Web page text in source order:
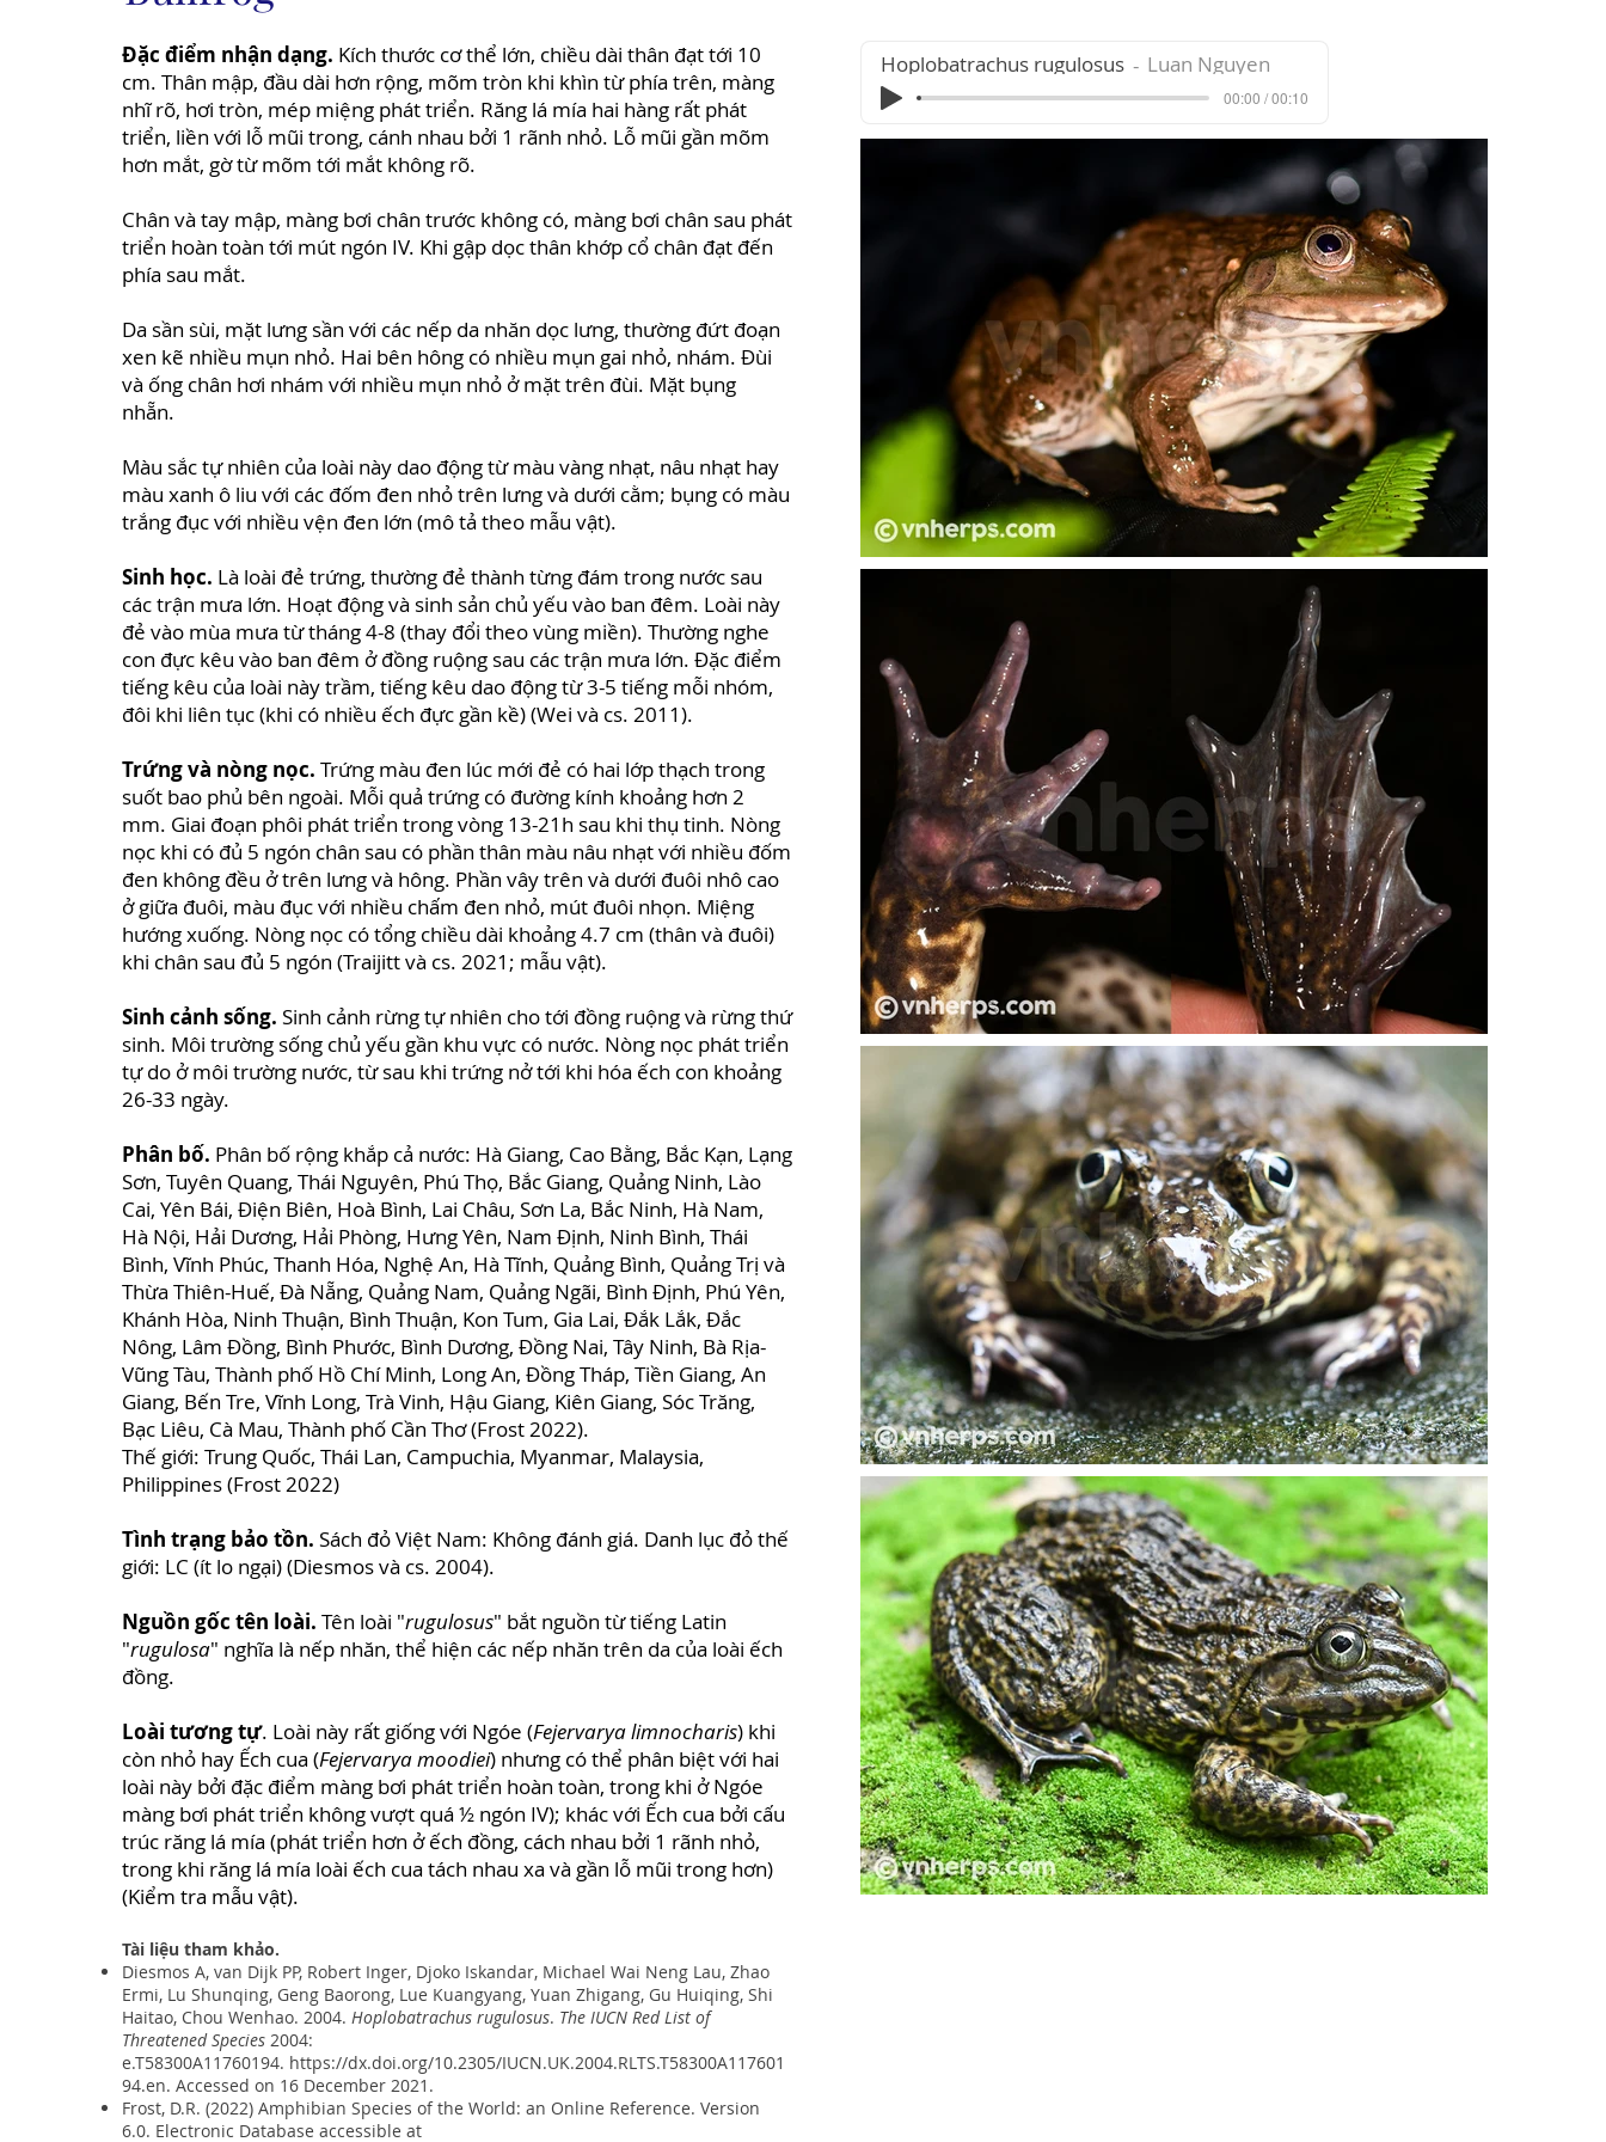
Đặc điểm nhận dạng. Kích thước cơ thể lớn, chiều dài thân đạt tới 10
cm. Thân mập, đầu dài hơn rộng, mõm tròn khi khìn từ phía trên, màng
nhĩ rõ, hơi tròn, mép miệng phát triển. Răng lá mía hai hàng rất phát
triển, liền với lỗ mũi trong, cánh nhau bởi 1 rãnh nhỏ. Lỗ mũi gần mõm
hơn mắt, gờ từ mõm tới mắt không rõ.
Chân và tay mập, màng bơi chân trước không có, màng bơi chân sau phát
triển hoàn toàn tới mút ngón IV. Khi gập dọc thân khớp cổ chân đạt đến
phía sau mắt.
Da sần sùi, mặt lưng sần với các nếp da nhăn dọc lưng, thường đứt đoạn
xen kẽ nhiều mụn nhỏ. Hai bên hông có nhiều mụn gai nhỏ, nhám. Đùi
và ống chân hơi nhám với nhiều mụn nhỏ ở mặt trên đùi. Mặt bụng
nhẵn.
Màu sắc tự nhiên của loài này dao động từ màu vàng nhạt, nâu nhạt hay
màu xanh ô liu với các đốm đen nhỏ trên lưng và dưới cằm; bụng có màu
trắng đục với nhiều vện đen lớn (mô tả theo mẫu vật).
Sinh học. Là loài đẻ trứng, thường đẻ thành từng đám trong nước sau
các trận mưa lớn. Hoạt động và sinh sản chủ yếu vào ban đêm. Loài này
đẻ vào mùa mưa từ tháng 4-8 (thay đổi theo vùng miền). Thường nghe
con đực kêu vào ban đêm ở đồng ruộng sau các trận mưa lớn. Đặc điểm
tiếng kêu của loài này trầm, tiếng kêu dao động từ 3-5 tiếng mỗi nhóm,
đôi khi liên tục (khi có nhiều ếch đực gần kề) (Wei và cs. 2011).
Trứng và nòng nọc. Trứng màu đen lúc mới đẻ có hai lớp thạch trong
suốt bao phủ bên ngoài. Mỗi quả trứng có đường kính khoảng hơn 2
mm. Giai đoạn phôi phát triển trong vòng 13-21h sau khi thụ tinh. Nòng
nọc khi có đủ 5 ngón chân sau có phần thân màu nâu nhạt với nhiều đốm
đen không đều ở trên lưng và hông. Phần vây trên và dưới đuôi nhô cao
ở giữa đuôi, màu đục với nhiều chấm đen nhỏ, mút đuôi nhọn. Miệng
hướng xuống. Nòng nọc có tổng chiều dài khoảng 4.7 cm (thân và đuôi)
khi chân sau đủ 5 ngón (Traijitt và cs. 2021; mẫu vật).
Sinh cảnh sống. Sinh cảnh rừng tự nhiên cho tới đồng ruộng và rừng thứ
sinh. Môi trường sống chủ yếu gần khu vực có nước. Nòng nọc phát triển
tự do ở môi trường nước, từ sau khi trứng nở tới khi hóa ếch con khoảng
26-33 ngày.
Phân bố. Phân bố rộng khắp cả nước: Hà Giang, Cao Bằng, Bắc Kạn, Lạng
Sơn, Tuyên Quang, Thái Nguyên, Phú Thọ, Bắc Giang, Quảng Ninh, Lào
Cai, Yên Bái, Điện Biên, Hoà Bình, Lai Châu, Sơn La, Bắc Ninh, Hà Nam,
Hà Nội, Hải Dương, Hải Phòng, Hưng Yên, Nam Định, Ninh Bình, Thái
Bình, Vĩnh Phúc, Thanh Hóa, Nghệ An, Hà Tĩnh, Quảng Bình, Quảng Trị và
Thừa Thiên-Huế, Đà Nẵng, Quảng Nam, Quảng Ngãi, Bình Định, Phú Yên,
Khánh Hòa, Ninh Thuận, Bình Thuận, Kon Tum, Gia Lai, Đắk Lắk, Đắc
Nông, Lâm Đồng, Bình Phước, Bình Dương, Đồng Nai, Tây Ninh, Bà Rịa-
Vũng Tàu, Thành phố Hồ Chí Minh, Long An, Đồng Tháp, Tiền Giang, An
Giang, Bến Tre, Vĩnh Long, Trà Vinh, Hậu Giang, Kiên Giang, Sóc Trăng,
Bạc Liêu, Cà Mau, Thành phố Cần Thơ (Frost 2022).
Thế giới: Trung Quốc, Thái Lan, Campuchia, Myanmar, Malaysia,
Philippines (Frost 2022)
Tình trạng bảo tồn. Sách đỏ Việt Nam: Không đánh giá. Danh lục đỏ thế
giới: LC (ít lo ngại) (Diesmos và cs. 2004).
Nguồn gốc tên loài. Tên loài "rugulosus" bắt nguồn từ tiếng Latin
"rugulosa" nghĩa là nếp nhăn, thể hiện các nếp nhăn trên da của loài ếch
đồng.
Loài tương tự. Loài này rất giống với Ngóe (Fejervarya limnocharis) khi
còn nhỏ hay Ếch cua (Fejervarya moodiei) nhưng có thể phân biệt với hai
loài này bởi đặc điểm màng bơi phát triển hoàn toàn, trong khi ở Ngóe
màng bơi phát triển không vượt quá ½ ngón IV); khác với Ếch cua bởi cấu
trúc răng lá mía (phát triển hơn ở ếch đồng, cách nhau bởi 1 rãnh nhỏ,
trong khi răng lá mía loài ếch cua tách nhau xa và gần lỗ mũi trong hơn)
(Kiểm tra mẫu vật).
Tài liệu tham khảo.
Diesmos A, van Dijk PP, Robert Inger, Djoko Iskandar, Michael Wai Neng Lau, Zhao
Ermi, Lu Shunqing, Geng Baorong, Lue Kuangyang, Yuan Zhigang, Gu Huiqing, Shi
Haitao, Chou Wenhao. 2004. Hoplobatrachus rugulosus. The IUCN Red List of
Threatened Species 2004:
e.T58300A11760194. https://dx.doi.org/10.2305/IUCN.UK.2004.RLTS.T58300A117601
94.en. Accessed on 16 December 2021.
Frost, D.R. (2022) Amphibian Species of the World: an Online Reference. Version
6.0. Electronic Database accessible at
Hoplobatrachus rugulosus Luan Nguyen
00:00 / 00:10